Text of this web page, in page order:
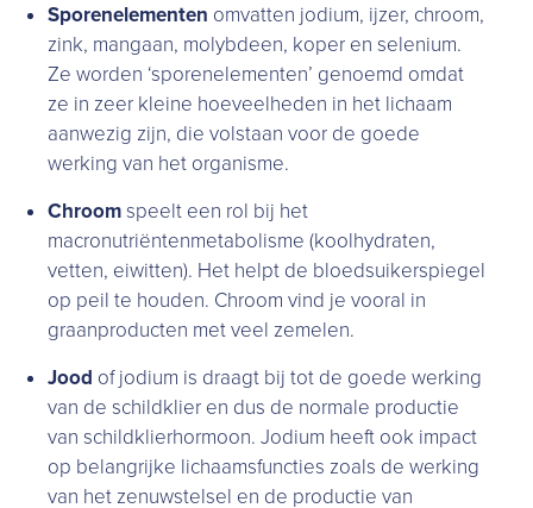
Sporenelementen omvatten jodium, ijzer, chroom,
zink, mangaan, molybdeen, koper en selenium.
Ze worden ‘sporenelementen’ genoemd omdat
ze in zeer kleine hoeveelheden in het lichaam
aanwezig zijn, die volstaan voor de goede
werking van het organisme.
Chroomspeelt een rol bij het
macronutriëntenmetabolisme (koolhydraten,
vetten, eiwitten). Het helpt de bloedsuikerspiegel
op peil te houden. Chroom vind je vooral in
graanproducten met veel zemelen.
Jood of jodium is draagt bij tot de goede werking
van de schildklier en dus de normale productie
van schildklierhormoon. Jodium heeft ook impact
op belangrijke lichaamsfuncties zoals de werking
van het zenuwstelsel en de productie van